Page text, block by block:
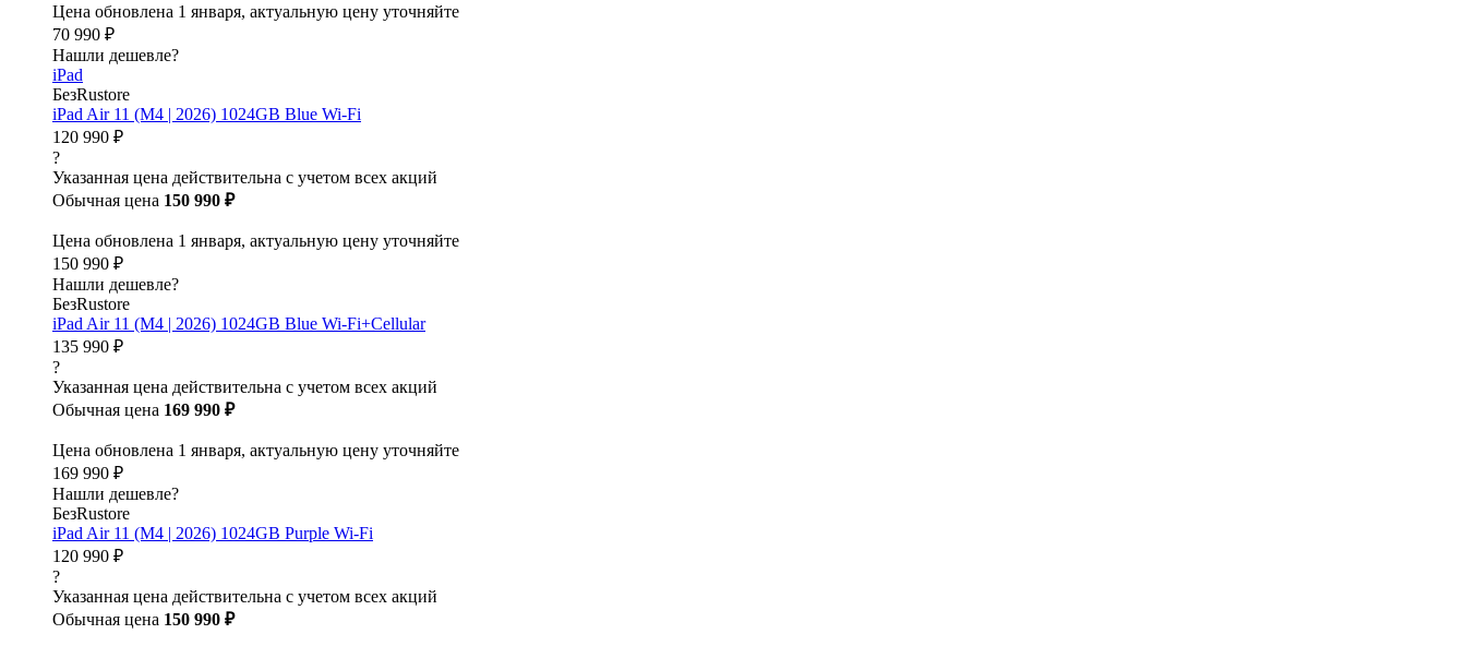
Цена обновлена 1 января, актуальную цену уточняйте
70 990 ₽
Нашли дешевле?
iPad
БезRustore
iPad Air 11 (M4 | 2026) 1024GB Blue Wi-Fi
120 990 ₽
?
Указанная цена действительна с учетом всех акций
Обычная цена 150 990 ₽
Цена обновлена 1 января, актуальную цену уточняйте
150 990 ₽
Нашли дешевле?
БезRustore
iPad Air 11 (M4 | 2026) 1024GB Blue Wi-Fi+Cellular
135 990 ₽
?
Указанная цена действительна с учетом всех акций
Обычная цена 169 990 ₽
Цена обновлена 1 января, актуальную цену уточняйте
169 990 ₽
Нашли дешевле?
БезRustore
iPad Air 11 (M4 | 2026) 1024GB Purple Wi-Fi
120 990 ₽
?
Указанная цена действительна с учетом всех акций
Обычная цена 150 990 ₽